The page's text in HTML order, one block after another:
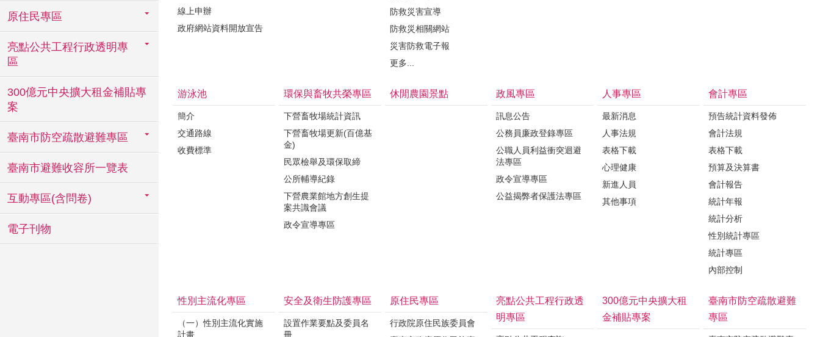
原住民專區
亮點公共工程行政透明專
區
300億元中央擴大租金補貼專
案
臺南市防空疏散避難專區
臺南市避難收容所一覽表
互動專區(含問卷)
電子刊物
線上申辦
政府網站資料開放宣告
防救災害宣導
防救災相關網站
災害防救電子報
更多...
游泳池
簡介
交通路線
收費標準
環保與畜牧共榮專區
下營畜牧場統計資訊
下營畜牧場更新(百億基
金)
民眾檢舉及環保取締
公所輔導紀錄
下營農業館地方創生提
案共識會議
政令宣導專區
休閒農園景點 政風專區
訊息公告
公務員廉政登錄專區
公職人員利益衝突迴避
法專區
政令宣導專區
公益揭弊者保護法專區
人事專區
最新消息
人事法規
表格下載
心理健康
新進人員
其他事項
會計專區
預告統計資料發佈
會計法規
表格下載
預算及決算書
會計報告
統計年報
統計分析
性別統計專區
統計專區
內部控制
性別主流化專區
（一）性別主流化實施
計畫
安全及衛生防護專區
設置作業要點及委員名
冊
原住民專區
行政院原住民族委員會
亮點公共工程行政透
明專區
300億元中央擴大租
金補貼專案
臺南市防空疏散避難
專區